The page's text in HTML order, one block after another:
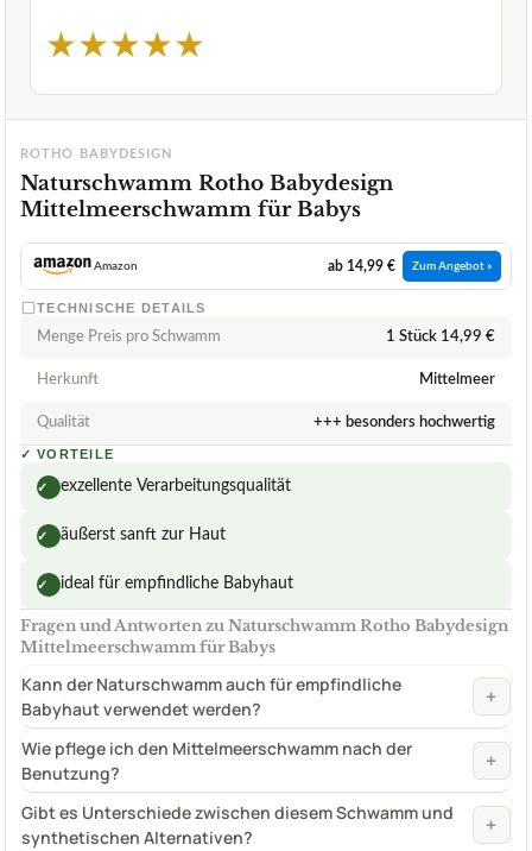
★★★★★
ROTHO BABYDESIGN
Naturschwamm Rotho Babydesign
Mittelmeerschwamm für Babys
Amazon ab 14,99 € Zum Angebot »
TECHNISCHE DETAILS
Menge Preis pro Schwamm 1 Stück 14,99 €
Herkunft Mittelmeer
Qualität +++ besonders hochwertig
✓ VORTEILE
✓ exzellente Verarbeitungsqualität
✓ äußerst sanft zur Haut
✓ ideal für empfindliche Babyhaut
Fragen und Antworten zu Naturschwamm Rotho Babydesign
Mittelmeerschwamm für Babys
Kann der Naturschwamm auch für empfindliche
Babyhaut verwendet werden?
+
Wie pflege ich den Mittelmeerschwamm nach der
Benutzung?
+
Gibt es Unterschiede zwischen diesem Schwamm und
synthetischen Alternativen?
+